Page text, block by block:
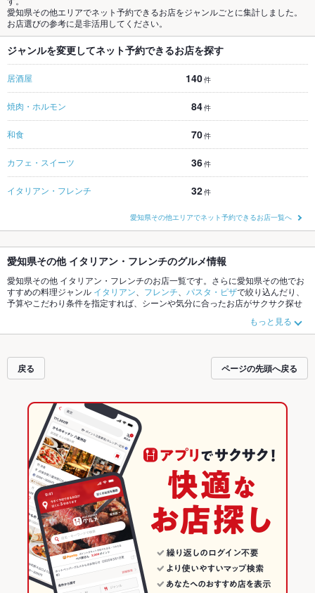
愛知県その他エリアでネット予約できるお店をジャンルごとに集計しました。
お店選びの参考に是非活用してください。
ジャンルを変更してネット予約できるお店を探す
居酒屋 140件
焼肉・ホルモン 84件
和食 70件
カフェ・スイーツ 36件
イタリアン・フレンチ 32件
愛知県その他エリアでネット予約できるお店一覧へ
愛知県その他 イタリアン・フレンチのグルメ情報
愛知県その他 イタリアン・フレンチのお店一覧です。さらに愛知県その他でお
すすめの料理ジャンル イタリアン フレンチ パスタ・ピザで絞り込んだり、
予算やこだわり条件を指定すれば、シーンや気分に合ったお店がサクサク探せ
や季節のおすすめ料理など、お店の最新情報をご
紹介しているので安心！24時間使える簡単便利なネット予約が使えるお店も拡
もお得に便利にホットペッパーグルメをご利用ください。
もっと見る
戻る ページの先頭へ戻る